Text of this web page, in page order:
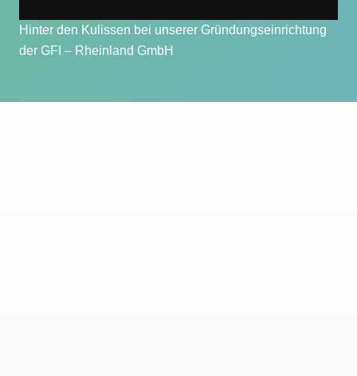
Hinter den Kulissen bei unserer Gründungseinrichtung
der GFI – Rheinland GmbH